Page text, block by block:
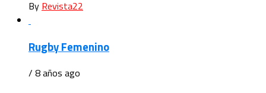
By Revista22
Rugby Femenino
/ 8 años ago